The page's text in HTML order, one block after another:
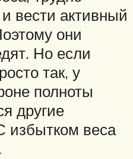
вести активный
они
Но если
так, у
полноты
другие
избытком веса